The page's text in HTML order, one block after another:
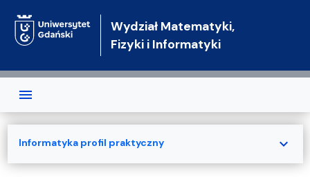
Wydział Matematyki,
Fizyki i Informatyki
Informatyka profil praktyczny expand_more